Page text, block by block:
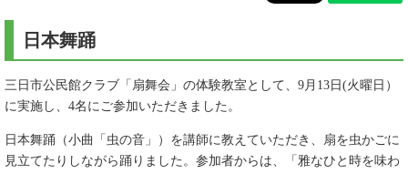
日本舞踊
三日市公民館クラブ「扇舞会」の体験教室として、9月13日(火曜日）
に実施し、4名にご参加いただきました。
日本舞踊（小曲「虫の音」）を講師に教えていただき、扇を虫かごに
見立てたりしながら踊りました。参加者からは、「雅なひと時を味わ